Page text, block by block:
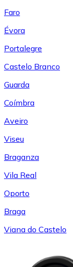
Faro
Évora
Portalegre
Castelo Branco
Guarda
Coímbra
Aveiro
Viseu
Braganza
Vila Real
Oporto
Braga
Viana do Castelo